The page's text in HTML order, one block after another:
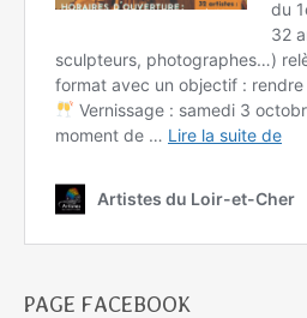
PAGE FACEBOOK